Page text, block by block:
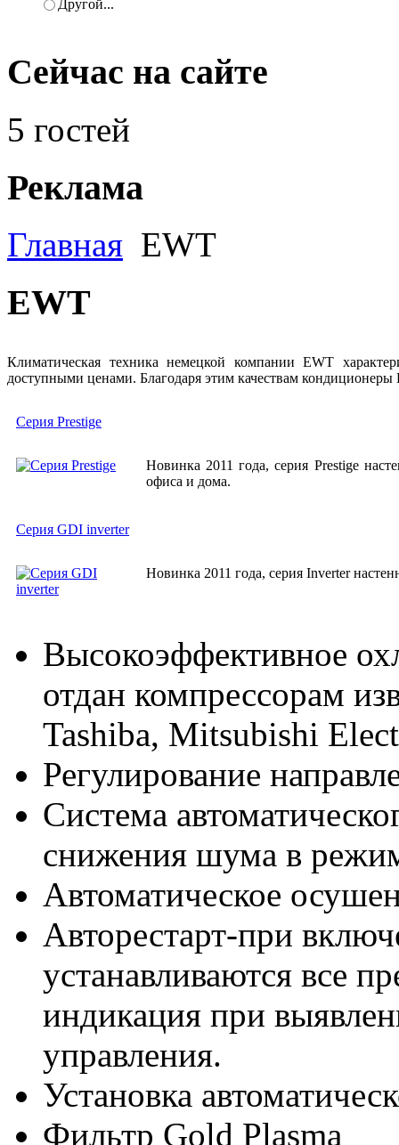
Другой...
Сейчас на сайте
5 гостей
Реклама
Главная EWT
EWT
Климатическая техника немецкой компании EWT
доступными ценами. Благодаря этим качествам
Серия Prestige
Новинка 2011 года, серия Prestige
офиса и дома.
Серия GDI inverter
Новинка 2011 года, серия Inverter
Высокоэффективное
отдан компрессорам
Tashiba, Mitsubishi
Регулирование
Система
снижения шума в
Автоматическое
Авторестарт-при
устанавливаются все
индикация при
управления.
Установка
Фильтр Gold Plasma